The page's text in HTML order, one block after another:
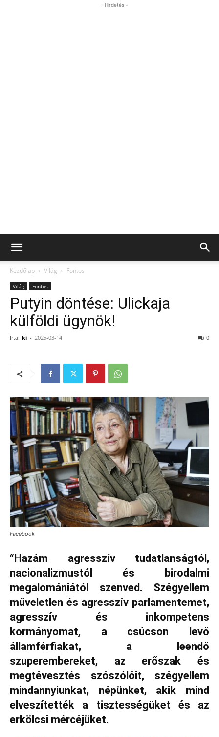
- Hirdetés -
Kezdőlap Világ Fontos
Világ Fontos
Putyin döntése: Ulickaja
külföldi ügynök!
Írta: ki - 2025-03-14 0
Facebook
“Hazám agresszív tudatlanságtól,
nacionalizmustól és birodalmi
megalomániától szenved. Szégyellem
műveletlen és agresszív parlamentemet,
agresszív és inkompetens
kormányomat, a csúcson levő
államférfiakat, a leendő
szuperembereket, az erőszak és
megtévesztés szószólóit, szégyellem
mindannyiunkat, népünket, akik mind
elveszítették a tisztességüket és az
erkölcsi mércéjüket.